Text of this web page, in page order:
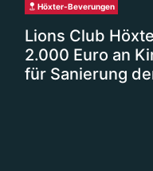
Höxter-Beverungen
Lions Club
2.000 Euro an
für Sanierung